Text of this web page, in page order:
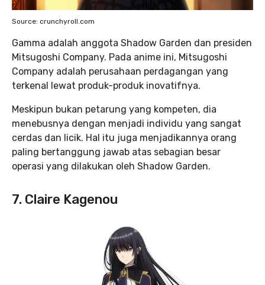
Source: crunchyroll.com
Gamma adalah anggota Shadow Garden dan presiden
Mitsugoshi Company. Pada anime ini, Mitsugoshi
Company adalah perusahaan perdagangan yang
terkenal lewat produk-produk inovatifnya.
Meskipun bukan petarung yang kompeten, dia
menebusnya dengan menjadi individu yang sangat
cerdas dan licik. Hal itu juga menjadikannya orang
paling bertanggung jawab atas sebagian besar
operasi yang dilakukan oleh Shadow Garden.
7. Claire Kagenou